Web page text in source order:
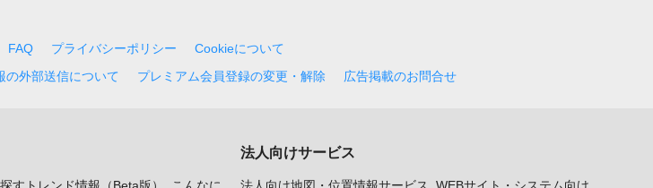
FAQ プライバシーポリシー
Cookieについて
の外部送信について プレミアム会員登録の変更・解除 広告掲載のお問合せ
法人向けサービス